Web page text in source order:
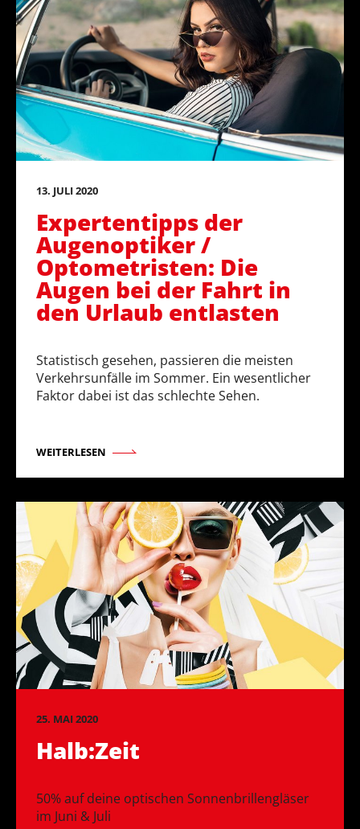
13. JULI 2020
Expertentipps der
Augenoptiker /
Optometristen: Die
Augen bei der Fahrt in
den Urlaub entlasten
Statistisch gesehen, passieren die meisten
Verkehrsunfälle im Sommer. Ein wesentlicher
Faktor dabei ist das schlechte Sehen.
WEITERLESEN
25. MAI 2020
Halb:Zeit
50% auf deine optischen Sonnenbrillengläser
im Juni & Juli